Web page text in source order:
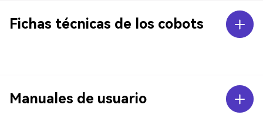
Fichas técnicas de los cobots
Manuales de usuario